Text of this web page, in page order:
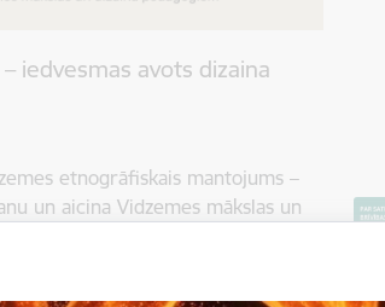
iedvesmas avots dizaina
etnogrāfiskais mantojums –
un aicina Vidzemes mākslas un
ciklu no 19. līdz 21.
un dizaina pedagogu profesionālās
un sadarbības pasākums, tās